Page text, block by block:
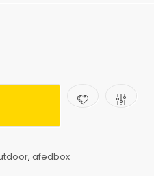
, afedbox